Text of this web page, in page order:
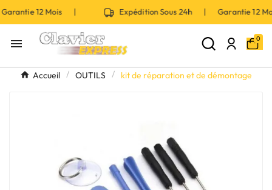
12 Mois | Expédition Sous 24h | Garantie 12
 0
Accueil OUTILS kit de réparation et de démontage